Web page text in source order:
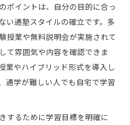
ポイントは、自分の目的に合っ
い通塾スタイルの確立です。多
授業や無料説明会が実施されて
て雰囲気や内容を確認できま
業やハイブリッド形式を導入し
通学が難しい人でも自宅で学習
するために学習目標を明確に